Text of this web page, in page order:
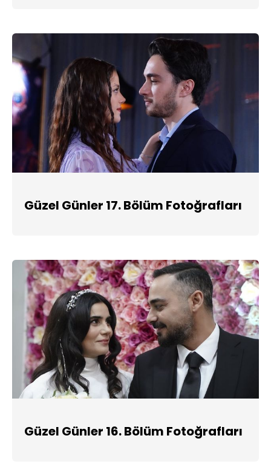
Güzel Günler 17. Bölüm Fotoğrafları
Güzel Günler 16. Bölüm Fotoğrafları